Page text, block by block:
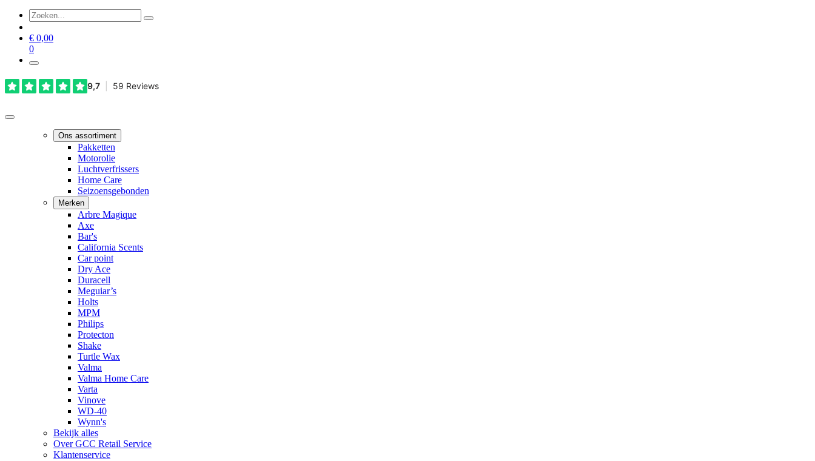
€ 0,00
0
Ons assortiment
Pakketten
Motorolie
Luchtverfrissers
Home Care
Seizoensgebonden
Merken
Arbre Magique
Axe
Bar's
California Scents
Car point
Dry Ace
Duracell
Meguiar’s
Holts
MPM
Philips
Protecton
Shake
Turtle Wax
Valma
Valma Home Care
Varta
Vinove
WD-40
Wynn's
Bekijk alles
Over GCC Retail Service
Klantenservice